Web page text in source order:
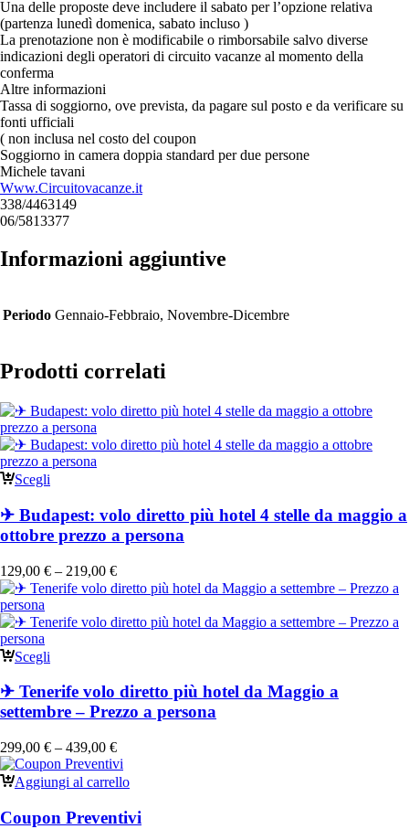
Una delle proposte deve includere il sabato per l’opzione relativa
(partenza lunedì domenica, sabato incluso )
La prenotazione non è modificabile o rimborsabile salvo diverse
indicazioni degli operatori di circuito vacanze al momento della
conferma
Altre informazioni
Tassa di soggiorno, ove prevista, da pagare sul posto e da verificare su
fonti ufficiali
( non inclusa nel costo del coupon
Soggiorno in camera doppia standard per due persone
Michele tavani
Www.Circuitovacanze.it
338/4463149
06/5813377
Informazioni aggiuntive
Periodo Gennaio-Febbraio, Novembre-Dicembre
Prodotti correlati
Scegli
✈ Budapest: volo diretto più hotel 4 stelle da maggio a
ottobre prezzo a persona
129,00 € – 219,00 €
Scegli
✈ Tenerife volo diretto più hotel da Maggio a
settembre – Prezzo a persona
299,00 € – 439,00 €
Aggiungi al carrello
Coupon Preventivi